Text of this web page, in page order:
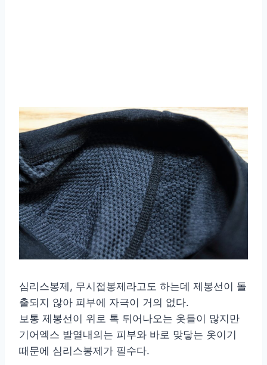
심리스봉제, 무시접봉제라고도 하는데 제봉선이 돌
출되지 않아 피부에 자극이 거의 없다.
보통 제봉선이 위로 톡 튀어나오는 옷들이 많지만
기어엑스 발열내의는 피부와 바로 맞닿는 옷이기
때문에 심리스봉제가 필수다.